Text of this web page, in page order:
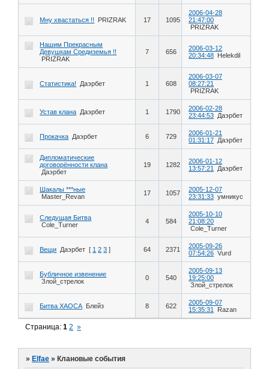
Мну хвастаться !! PRIZRAK 17 1095
2006-04-28
21:47:00
PRIZRAK
Нашим Прекрасным
Девушкам Средиземья !!
PRIZRAK
7 656
2006-03-12
20:34:48
Helekdil
Статистика! Даэрбет 1 608
2006-03-07
08:27:21
PRIZRAK
Устав клана Даэрбет 1 1790
2006-02-28
23:44:53 Даэрбет
Прокачка Даэрбет 6 729
2006-01-21
01:31:17 Даэрбет
Дипломатические
договорённости клана
Даэрбет
19 1282
2006-01-12
13:57:21
Даэрбет
Шакалы ***ные
Master_Revan
17 1057
2005-12-07
23:31:33 умникус
Следущая Битва
Cole_Turner
4 584
2005-10-10
21:08:20
Cole_Turner
Вещи Даэрбет [ 1 2 3 ] 64 2371
2005-09-26
07:54:26 Vurd
Бубличное извенение
Злой_стрелок
0 540
2005-09-13
19:25:00
Злой_стрелок
Битва ХАОСА Блейз 8 622
2005-09-07
15:35:31
Razan
Страница:1 2 »
»Elfae »Клановые события